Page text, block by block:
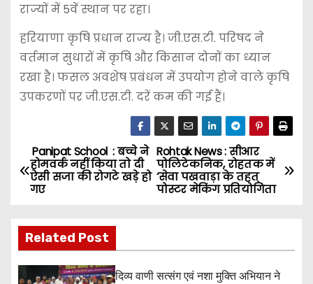
राज्यों में 5वें स्थान पर रहा।
हरियाणा कृषि प्रधान राज्य है। जी.एस.टी. परिषद ने
वर्तमान सुधारों में कृषि और किसान दोनों का ध्यान
रखा है। फसल अवशेष प्रबंधन में उपयोग होने वाले कृषि
उपकरणों पर जी.एस.टी. दरें कम की गई हैं।
P
o
t
n
Rohtak News : सीआर
पोलिटेकनिक, रोहतक में
‘सेवा पखवाड़ा के तहत्
पोस्टर मेकिंग प्रतियोगिता
Panipat School : बच्चे ने
होमवर्क नहीं किया तो दी
ऐसी सजा की रोगटे खड़े हो
गए
Related Post
दिव्य वाणी सत्संग एवं नशा मुक्ति अभियान ने